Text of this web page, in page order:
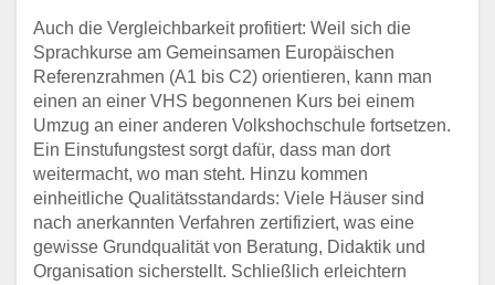
Auch die Vergleichbarkeit profitiert: Weil sich die
Sprachkurse am Gemeinsamen Europäischen
Referenzrahmen (A1 bis C2) orientieren, kann man
einen an einer VHS begonnenen Kurs bei einem
Umzug an einer anderen Volkshochschule fortsetzen.
Ein Einstufungstest sorgt dafür, dass man dort
weitermacht, wo man steht. Hinzu kommen
einheitliche Qualitätsstandards: Viele Häuser sind
nach anerkannten Verfahren zertifiziert, was eine
gewisse Grundqualität von Beratung, Didaktik und
Organisation sicherstellt. Schließlich erleichtern